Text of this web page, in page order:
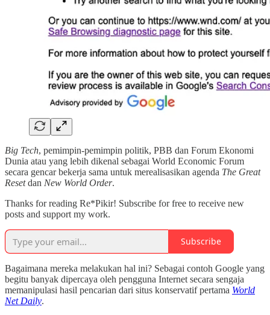
Big Tech, pemimpin-pemimpin politik, PBB dan Forum Ekonomi
Dunia atau yang lebih dikenal sebagai World Economic Forum
secara gencar bekerja sama untuk merealisasikan agenda The Great
Resetdan New World Order.
Thanks for reading Re*Pikir! Subscribe for free to receive new
posts and support my work.
Subscribe
Bagaimana mereka melakukan hal ini? Sebagai contoh Google yang
begitu banyak dipercaya oleh pengguna Internet secara sengaja
memanipulasi hasil pencarian dari situs konservatif pertama World
Net Daily.